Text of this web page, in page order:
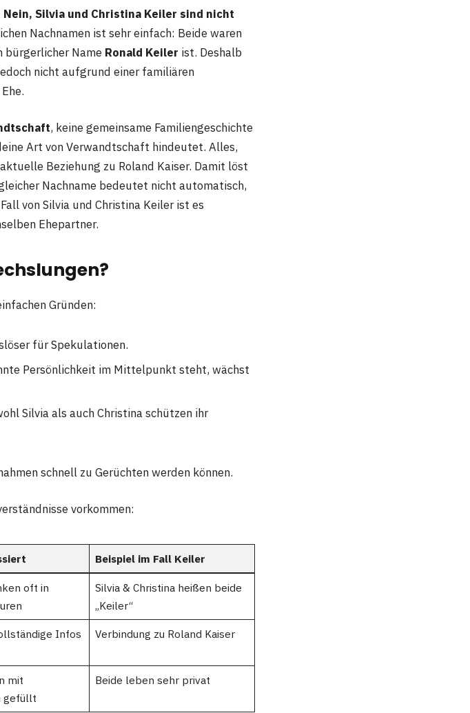
Nein, Silvia und Christina Keiler sind nicht
Nachnamen ist sehr einfach: Beide waren
bürgerlicher Name Ronald Keiler ist. Deshalb
nicht aufgrund einer familiären
, keine gemeinsame Familiengeschichte
Art von Verwandtschaft hindeutet. Alles,
Beziehung zu Roland Kaiser. Damit löst
Nachname bedeutet nicht automatisch,
von Silvia und Christina Keiler ist es
Ehepartner.
Gründen:
für Spekulationen.
Persönlichkeit im Mittelpunkt steht, wächst
Silvia als auch Christina schützen ihr
schnell zu Gerüchten werden können.
vorkommen:
Beispiel im Fall Keiler
oft in
Silvia & Christina heißen beide
„Keiler“
Infos Verbindung zu Roland Kaiser
mit
gefüllt
Beide leben sehr privat